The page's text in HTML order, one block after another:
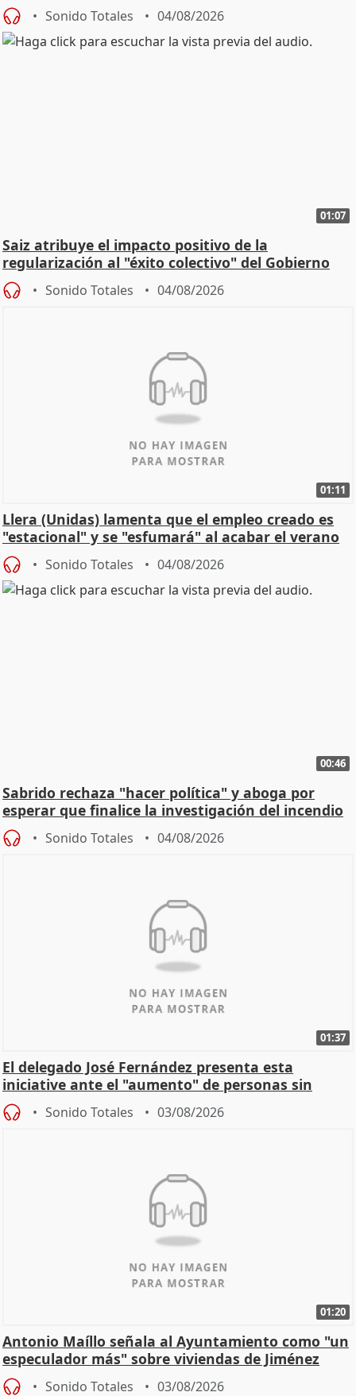
Sonido Totales 04/08/2026
01:07
Saiz atribuye el impacto positivo de la
regularización al "éxito colectivo" del Gobierno
Sonido Totales 04/08/2026
01:11
Llera (Unidas) lamenta que el empleo creado es
"estacional" y se "esfumará" al acabar el verano
Sonido Totales 04/08/2026
00:46
Sabrido rechaza "hacer política" y aboga por
esperar que finalice la investigación del incendio
Sonido Totales 04/08/2026
01:37
El delegado José Fernández presenta esta
iniciative ante el "aumento" de personas sin
hogar en Madri
Sonido Totales 03/08/2026
01:20
Antonio Maíllo señala al Ayuntamiento como "un
especulador más" sobre viviendas de Jiménez
Becerril
Sonido Totales 03/08/2026